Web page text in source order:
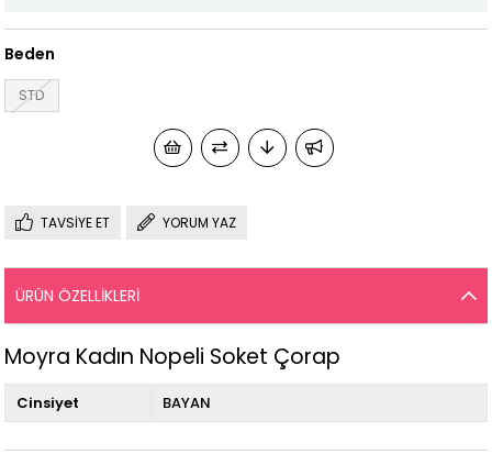
Beden
STD
TAVSIYE ET YORUM YAZ
ÜRÜN ÖZELLIKLERI
Moyra Kadın Nopeli Soket Çorap
Cinsiyet BAYAN